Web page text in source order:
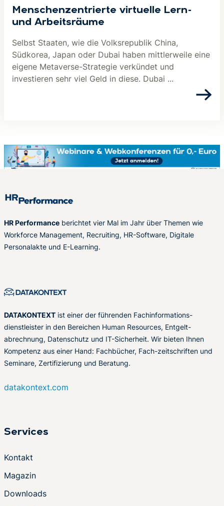
Menschenzentrierte virtuelle Lern-
und Arbeitsräume
Selbst Staaten, wie die Volksrepublik China,
Südkorea, Japan oder Dubai haben mittlerweile eine
eigene Metaverse-Strategie verkündet und
investieren sehr viel Geld in diese. Dubai ...
HR Performance berichtet vier Mal im Jahr über Themen wie
Workforce Management, Recruiting, HR-Software, Digitale
Personalakte und E-Learning.
DATAKONTEXT ist einer der führenden Fachinformations-
dienstleister in den Bereichen Human Resources, Entgelt-
abrechnung, Datenschutz und IT-Sicherheit. Wir bieten Ihnen
Kompetenz aus einer Hand: Fachbücher, Fach-zeitschriften und
Seminare, Zertifizierung und Beratung.
datakontext.com
Services
Kontakt
Magazin
Downloads